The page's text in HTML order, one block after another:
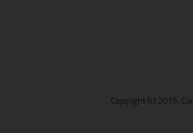
Copyright (c) 2015.